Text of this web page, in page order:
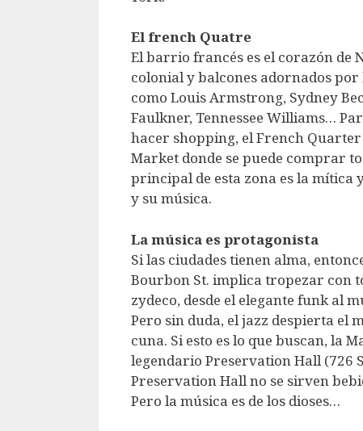
El french Quatre
El barrio francés es el corazón de
colonial y balcones adornados
como Louis Armstrong, Sydney
Faulkner, Tennessee Williams…
hacer shopping, el French
Market donde se puede comprar
principal de esta zona es la mítica
y su música.
La música es protagonista
Si las ciudades tienen alma,
Bourbon St. implica tropezar con
zydeco, desde el elegante funk al
Pero sin duda, el jazz despierta el
cuna. Si esto es lo que buscan, la
legendario Preservation Hall (726
Preservation Hall no se sirven
Pero la música es de los dioses…